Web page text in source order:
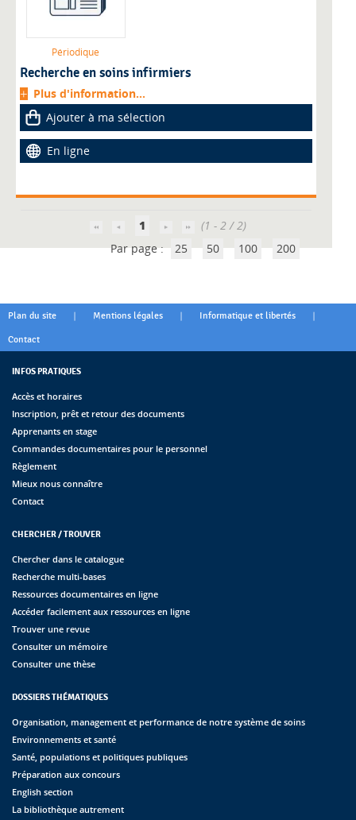
Périodique
Recherche en soins infirmiers
Plus d'information...
Ajouter à ma sélection
En ligne
1
(1 - 2 / 2)
Par page : 25 50 100 200
Plan du site | Mentions légales | Informatique et libertés |
Contact
INFOS PRATIQUES
Accès et horaires
Inscription, prêt et retour des documents
Apprenants en stage
Commandes documentaires pour le personnel
Règlement
Mieux nous connaître
Contact
CHERCHER / TROUVER
Chercher dans le catalogue
Recherche multi-bases
Ressources documentaires en ligne
Accéder facilement aux ressources en ligne
Trouver une revue
Consulter un mémoire
Consulter une thèse
DOSSIERS THÉMATIQUES
Organisation, management et performance de notre système de soins
Environnements et santé
Santé, populations et politiques publiques
Préparation aux concours
English section
La bibliothèque autrement